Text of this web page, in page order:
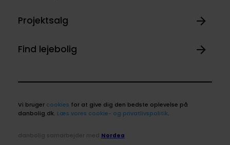
Projektsalg
Find lejebolig
Vi bruger cookies for at give dig den bedste oplevelse på
danbolig.dk. Læs vores cookie- og privatlivspolitik.
Nordea